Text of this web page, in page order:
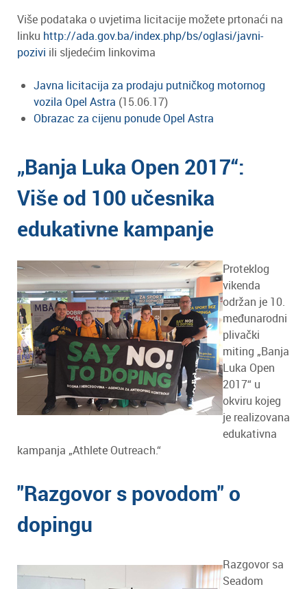
Više podataka o uvjetima licitacije možete prtonaći na
linku http://ada.gov.ba/index.php/bs/oglasi/javni-
pozivi ili sljedećim linkovima
Javna licitacija za prodaju putničkog motornog
vozila Opel Astra (15.06.17)
Obrazac za cijenu ponude Opel Astra
„Banja Luka Open 2017“:
Više od 100 učesnika
edukativne kampanje
Proteklog
vikenda
održan je 10.
međunarodni
plivački
miting „Banja
Luka Open
2017“ u
okviru kojeg
je realizovana
edukativna
kampanja „Athlete Outreach.“
"Razgovor s povodom" o
dopingu
Razgovor sa
Seadom